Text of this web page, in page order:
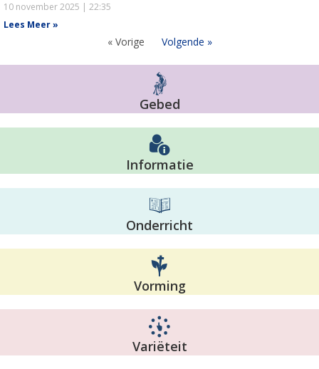
10 november 2025
22:35
Lees Meer »
« Vorige Volgende »
Gebed
Informatie
Onderricht
Vorming
Variëteit